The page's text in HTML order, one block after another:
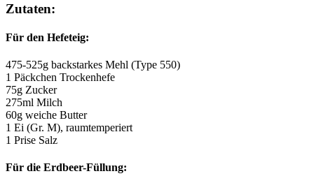
Zutaten:
Für den Hefeteig:
475-525g backstarkes Mehl (Type 550)
1 Päckchen Trockenhefe
75g Zucker
275ml Milch
60g weiche Butter
1 Ei (Gr. M), raumtemperiert
1 Prise Salz
Für die Erdbeer-Füllung: